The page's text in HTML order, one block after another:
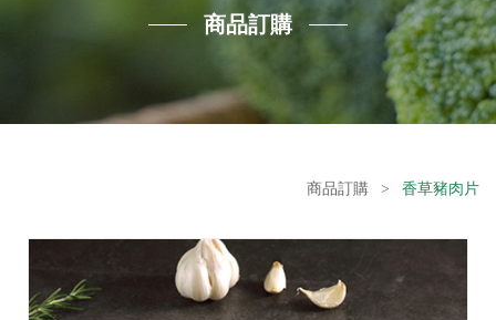
商品訂購
商品訂購 > 香草豬肉片